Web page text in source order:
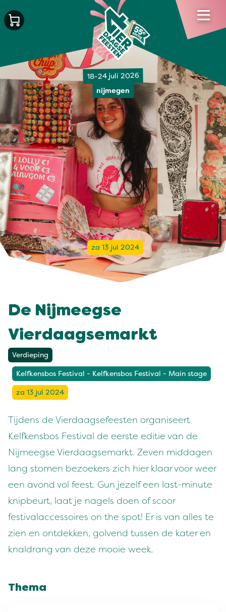
18-24 juli 2026
nijmegen
za 13 jul 2024
De Nijmeegse
Vierdaagsemarkt
Verdieping
Kelfkensbos Festival - Kelfkensbos Festival - Main stage
za 13 jul 2024
Tijdens de Vierdaagsefeesten organiseert
Kelfkensbos Festival de eerste editie van de
Nijmeegse Vierdaagsemarkt. Zeven middagen
lang stomen bezoekers zich hier klaar voor weer
een avond vol feest. Gun jezelf een last-minute
knipbeurt, laat je nagels doen of scoor
festivalaccessoires on the spot! Er is van alles te
zien en ontdekken, golvend tussen de kater en
knaldrang van deze mooie week.
Thema